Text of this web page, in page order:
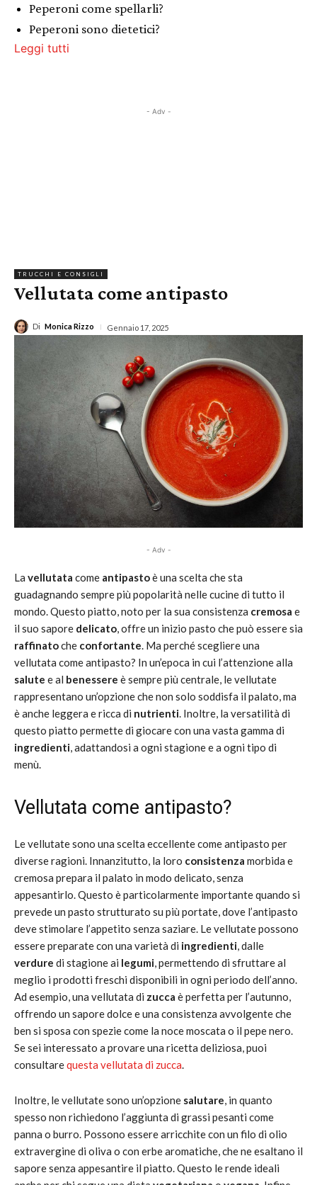
Peperoni come spellarli?
Peperoni sono dietetici?
Leggi tutti
- Adv -